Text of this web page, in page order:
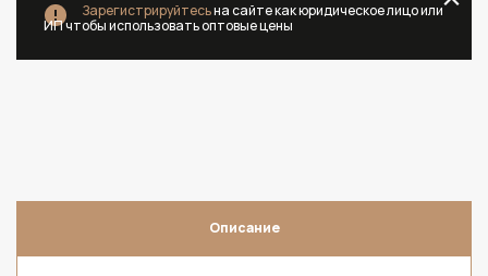
Зарегистрируйтесьна сайте как юридическое лицо или
ИП чтобы использовать оптовые цены
Описание